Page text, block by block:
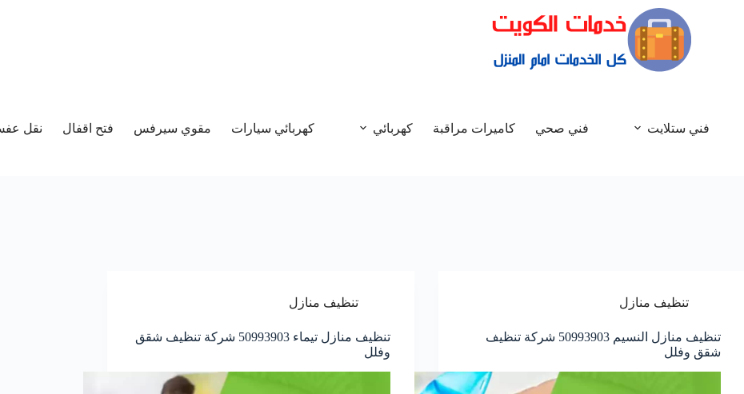
فني ستلايت فني صحي كاميرات مراقبة كهربائي كهربائي سيارات مقوي سيرفس فتح اقفال نقل
تنظيف منازل
تنظيف منازل النسيم 50993903‬ شركة تنظيف
شقق وفلل
تنظيف منازل
تنظيف منازل تيماء 50993903‬ شركة تنظيف شقق
وفلل